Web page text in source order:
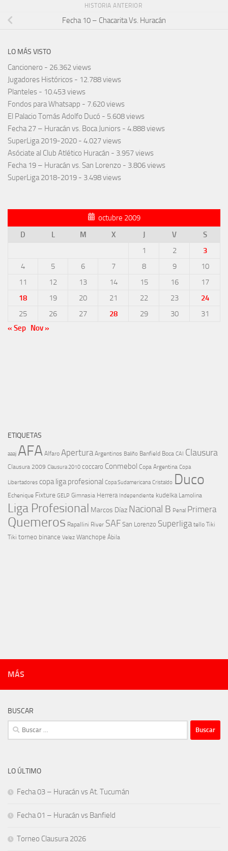
HISTORIA ANTERIOR
Fecha 10 – Chacarita Vs. Huracán
LO MÁS VISTO
Cancionero - 26.362 views
Jugadores Históricos - 12.788 views
Planteles - 10.453 views
Fondos para Whatsapp - 7.620 views
El Palacio Tomás Adolfo Ducó - 5.608 views
Fecha 27 – Huracán vs. Boca Juniors - 4.888 views
SuperLiga 2019-2020 - 4.027 views
Asóciate al Club Atlético Huracán - 3.957 views
Fecha 19 – Huracán vs. San Lorenzo - 3.806 views
SuperLiga 2018-2019 - 3.498 views
octubre 2009
D
L M X J V
S
1
2
3
4
5 6 7 8 9
10
11
12 13 14 15 16
17
18
19 20 21 22 23
24
25
26 27 28 29 30
31
« Sep Nov »
ETIQUETAS
aaaj AFA Alfaro Apertura Argentinos Baliño Banfield Boca CAI Clausura
Clausura 2009 Clausura 2010 coccaro Conmebol Copa Argentina Copa
Libertadores copa liga profesional Copa Sudamericana Cristaldo Duco
Echenique Fixture GELP Gimnasia Herrera Independiente kudelka Lamolina
Liga Profesional Marcos Díaz Nacional B Penal Primera
Quemeros Rapallini River SAF San Lorenzo Superliga tello Tiki
Tiki torneo binance Velez Wanchope Ábila
MÁS
BUSCAR
Buscar:
LO ÚLTIMO
Fecha 03 – Huracán vs At. Tucumán
Fecha 01 – Huracán vs Banfield
Torneo Clausura 2026